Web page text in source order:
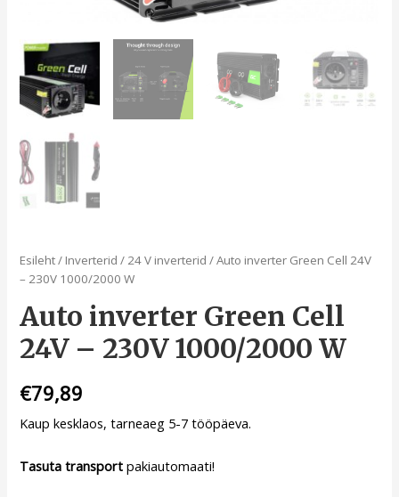
Esileht/ Inverterid / 24 V inverterid / Auto inverter Green Cell 24V
– 230V 1000/2000 W
Auto inverter Green Cell
24V – 230V 1000/2000 W
€79,89
Kaup kesklaos, tarneaeg 5-7 tööpäeva.
Tasuta transport pakiautomaati!